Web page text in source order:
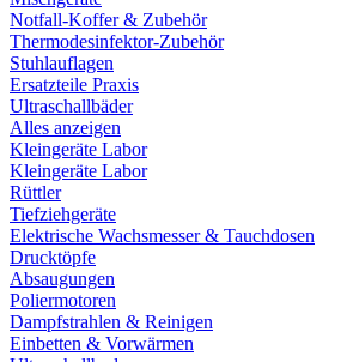
Notfall-Koffer & Zubehör
Thermodesinfektor-Zubehör
Stuhlauflagen
Ersatzteile Praxis
Ultraschallbäder
Alles anzeigen
Kleingeräte Labor
Kleingeräte Labor
Rüttler
Tiefziehgeräte
Elektrische Wachsmesser & Tauchdosen
Drucktöpfe
Absaugungen
Poliermotoren
Dampfstrahlen & Reinigen
Einbetten & Vorwärmen